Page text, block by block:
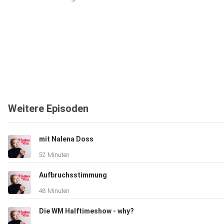
Weitere Episoden
mit Nalena Doss
52 Minuten
Aufbruchsstimmung
48 Minuten
Die WM Halftimeshow - why?